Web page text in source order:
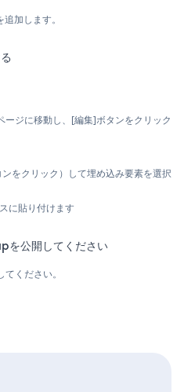
加します。
ージに移動し、[編集]ボタンをクリック
をクリック）して埋め込み要素を選択
に貼り付けます
公開してください
ください。